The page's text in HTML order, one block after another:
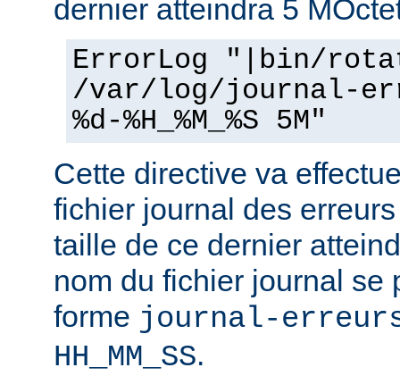
dernier atteindra 5
ErrorLog "|bin/
/var/log/journal-
%d-%H_%M_%S 5M"
Cette directive va
fichier journal des
taille de ce dernier
nom du fichier journal se
forme journal-
HH_MM_SS.